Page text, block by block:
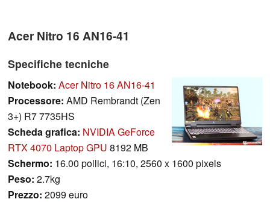
Acer Nitro 16 AN16-41
Specifiche tecniche
Notebook: Acer Nitro 16 AN16-41
Processore: AMD Rembrandt (Zen
3+) R7 7735HS
Scheda grafica: NVIDIA GeForce
RTX 4070 Laptop GPU 8192 MB
Schermo: 16.00 pollici, 16:10, 2560 x 1600 pixels
Peso: 2.7kg
Prezzo: 2099 euro